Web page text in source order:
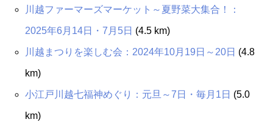
川越ファーマーズマーケット～夏野菜大集合！：
2025年6月14日・7月5日 (4.5 km)
川越まつりを楽しむ会：2024年10月19日～20日 (4.8
km)
小江戸川越七福神めぐり：元旦～7日・毎月1日 (5.0
km)